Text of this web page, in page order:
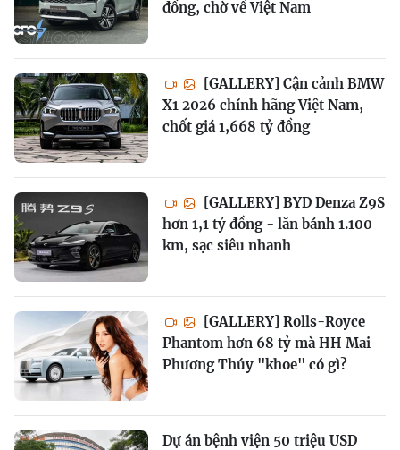
đồng, chờ về Việt Nam
[GALLERY] Cận cảnh BMW
X1 2026 chính hãng Việt Nam,
chốt giá 1,668 tỷ đồng
[GALLERY] BYD Denza Z9S
hơn 1,1 tỷ đồng - lăn bánh 1.100
km, sạc siêu nhanh
[GALLERY] Rolls-Royce
Phantom hơn 68 tỷ mà HH Mai
Phương Thúy "khoe" có gì?
Dự án bệnh viện 50 triệu USD